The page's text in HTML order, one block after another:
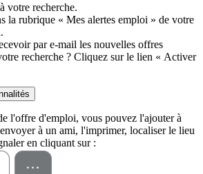
votre recherche.
la rubrique « Mes alertes emploi » de votre
par e-mail les nouvelles offres
recherche ? Cliquez sur le lien « Activer
l'offre d'emploi, vous pouvez l'ajouter à
à un ami, l'imprimer, localiser le lieu
en cliquant sur :